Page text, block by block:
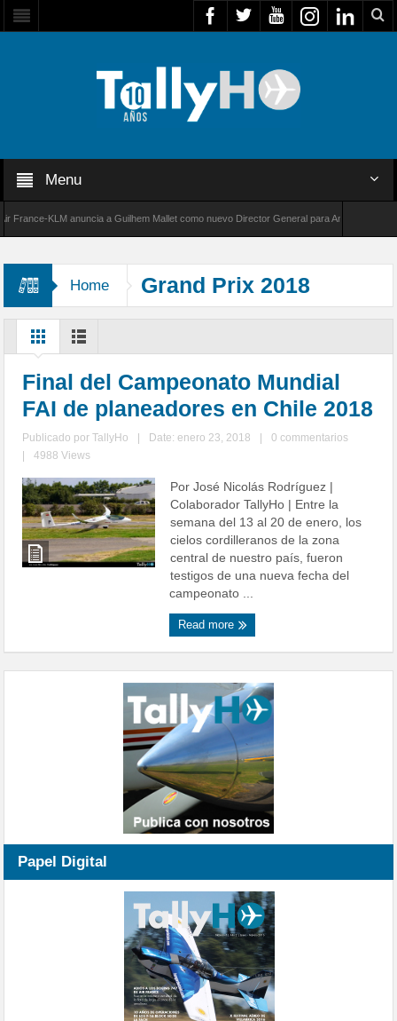
Menu
KLM anuncia a Guilhem Mallet como nuevo Director General para América Latina
Home Grand Prix 2018
Final del Campeonato Mundial
FAI de planeadores en Chile 2018
Publicado porTallyHo Date: enero 23, 2018
0 commentarios
4988 Views
Por José Nicolás Rodríguez |
Colaborador TallyHo | Entre la
semana del 13 al 20 de enero, los
cielos cordilleranos de la zona
central de nuestro país, fueron
testigos de una nueva fecha del
campeonato ...
Read more
Papel Digital